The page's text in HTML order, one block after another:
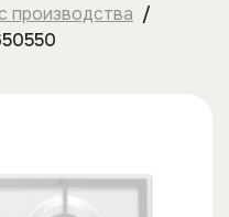
производства